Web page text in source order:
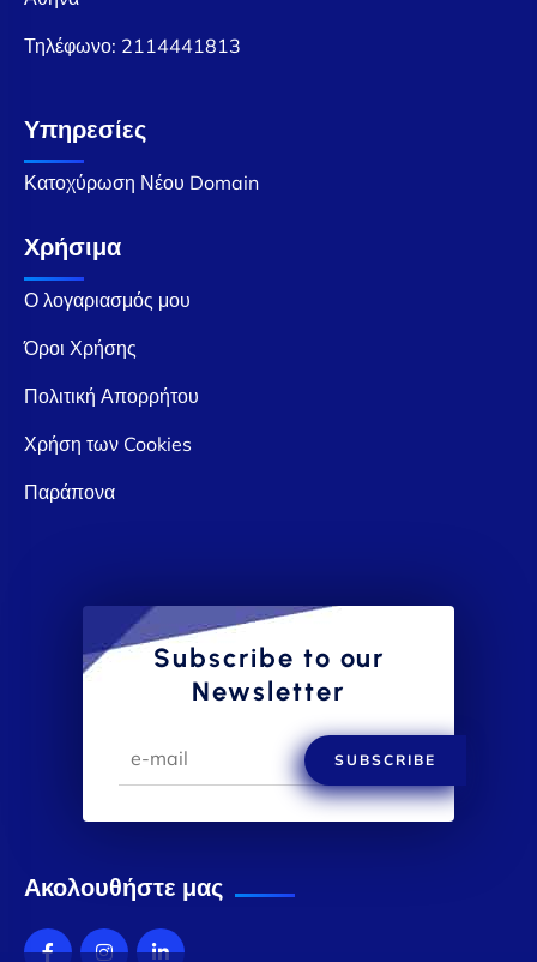
Τηλέφωνο: 2114441813
Υπηρεσίες
Κατοχύρωση Νέου Domain
Χρήσιμα
Ο λογαριασμός μου
Όροι Χρήσης
Πολιτική Απορρήτου
Χρήση των Cookies
Παράπονα
Subscribe to our
Newsletter
SUBSCRIBE
Ακολουθήστε μας